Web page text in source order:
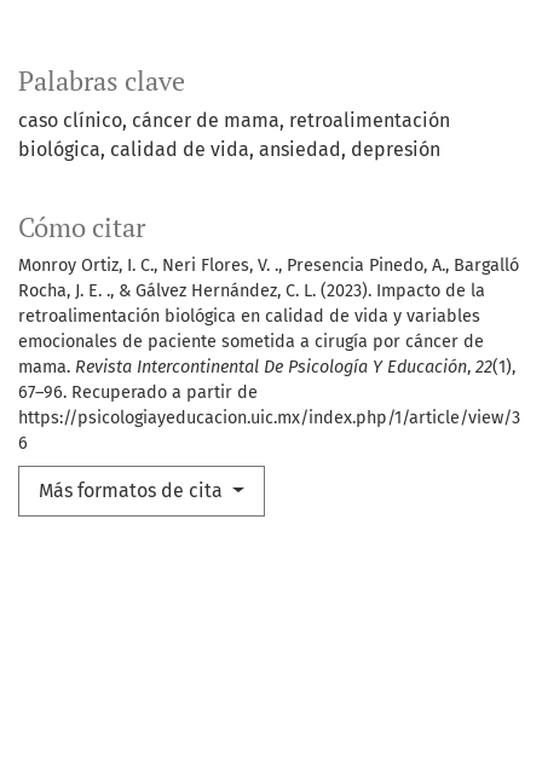
Palabras clave
caso clínico cáncer de mama retroalimentación
biológica calidad de vida ansiedad depresión
Cómo citar
Monroy Ortiz, I. C., Neri Flores, V. ., Presencia Pinedo, A., Bargalló
Rocha, J. E. ., & Gálvez Hernández, C. L. (2023). Impacto de la
retroalimentación biológica en calidad de vida y variables
emocionales de paciente sometida a cirugía por cáncer de
mama. Revista Intercontinental De Psicología Y Educación, 22(1),
67–96. Recuperado a partir de
https://psicologiayeducacion.uic.mx/index.php/1/article/view/3
6
Más formatos de cita